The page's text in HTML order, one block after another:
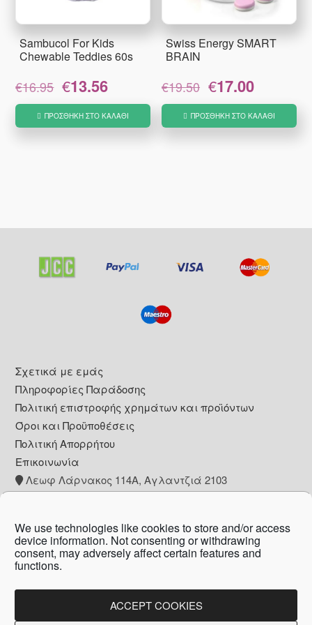
We use technologies like cookies to store and/or access
device information. Not consenting or withdrawing
consent, may adversely affect certain features and
functions.
ACCEPT COOKIES
Sambucol For Kids
Chewable Teddies 60s
€16.95
Original
price
€16.95.
€13.56
είναι:
ΠΡΟΣΘΉΚΗ ΣΤΟ ΚΑΛΆΘΙ
Swiss Energy SMART
BRAIN
€19.50
Original
price
€19.50.
€17.00
είναι:
ΠΡΟΣΘΉΚΗ ΣΤΟ ΚΑΛΆΘΙ
Footer
Σχετικά με εμάς
Πληροφορίες Παράδοσης
Πολιτική επιστροφής χρημάτων και προϊόντων
Όροι και Προϋποθέσεις
Πολιτική Απορρήτου
Επικοινωνία
Λεωφ Λάρνακος 114Α, Αγλαντζιά 2103
Zanni Pharmacy